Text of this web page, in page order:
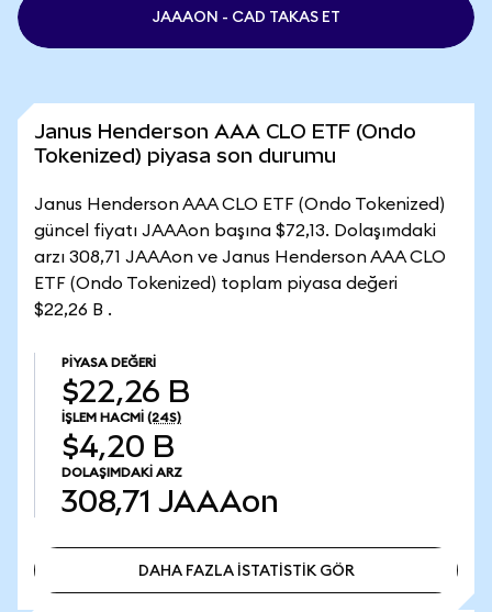
JAAAON - CAD TAKAS ET
Janus Henderson AAA CLO ETF (Ondo
Tokenized) piyasa son durumu
Janus Henderson AAA CLO ETF (Ondo Tokenized)
güncel fiyatı JAAAon başına $72,13. Dolaşımdaki
arzı 308,71 JAAAon ve Janus Henderson AAA CLO
ETF (Ondo Tokenized) toplam piyasa değeri
$22,26 B .
PIYASA DEĞERI
$22,26 B
İŞLEM HACMI (24S)
$4,20 B
DOLAŞIMDAKI ARZ
308,71 JAAAon
DAHA FAZLA İSTATİSTİK GÖR